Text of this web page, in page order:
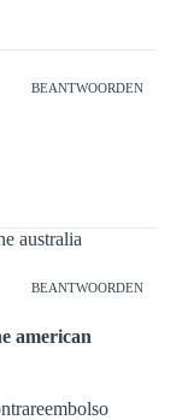
BEANTWOORDEN
australia
BEANTWOORDEN
american